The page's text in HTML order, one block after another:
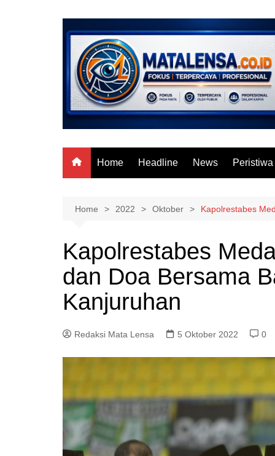
Home Headline News Peristiwa
Home 2022 Oktober Kapolrestabes
Kapolrestabes
dan Doa Bersama
Kanjuruhan
Redaksi Mata Lensa 5 Oktober 2022 0